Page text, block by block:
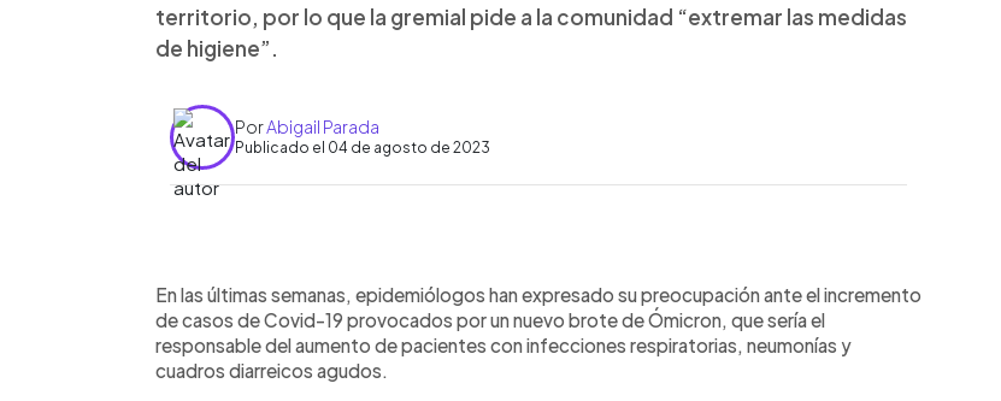
territorio, por lo que la gremial pide a la comunidad “extremar las medidas
de higiene”.
PorAbigail Parada
Publicado el 04 de agosto de 2023
► Escuchar artículo
En las últimas semanas, epidemiólogos han expresado su preocupación ante el incremento
de casos de Covid-19 provocados por un nuevo brote de Ómicron, que sería el
responsable del aumento de pacientes con infecciones respiratorias, neumonías y
cuadros diarreicos agudos.